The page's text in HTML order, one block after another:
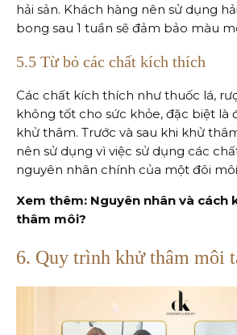
hải sản. Khách hàng nên sử dụng
bong sau 1 tuần sẽ đảm bảo màu
5.5 Từ bỏ các chất kích thích
Các chất kích thích như thuốc lá,
không tốt cho sức khỏe, đặc biệt là
khử thâm. Trước và sau khi khử
nên sử dụng vì việc sử dụng các
nguyên nhân chính của một đôi
Xem thêm: Nguyên nhân và cách
thâm môi?
6. Quy trình khử thâm môi